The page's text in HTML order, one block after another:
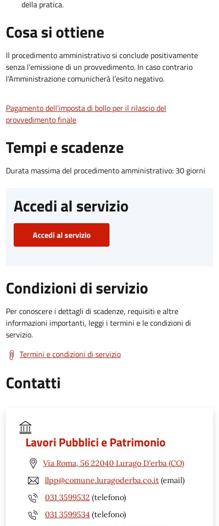
della pratica.
Cosa si ottiene
Il procedimento amministrativo si conclude positivamente
senza l’emissione di un provvedimento. In caso contrario
l’Amministrazione comunicherà l’esito negativo.
Pagamento dell'imposta di bollo per il rilascio del
provvedimento finale
Tempi e scadenze
Durata massima del procedimento amministrativo: 30 giorni
Accedi al servizio
Accedi al servizio
Condizioni di servizio
Per conoscere i dettagli di scadenze, requisiti e altre
informazioni importanti, leggi i termini e le condizioni di
servizio.
Termini e condizioni di servizio
Contatti
Lavori Pubblici e Patrimonio
Via Roma, 56 22040 Lurago D'erba (CO)
llpp@comune.luragoderba.co.it (email)
031 3599532 (telefono)
031 3599534 (telefono)